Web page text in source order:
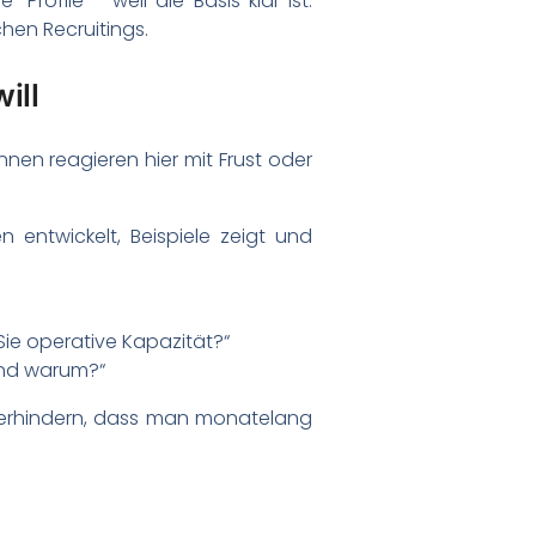
Recruitings.
reagieren hier mit Frust oder
entwickelt, Beispiele zeigt und
operative Kapazität?“
warum?“
dass man monatelang